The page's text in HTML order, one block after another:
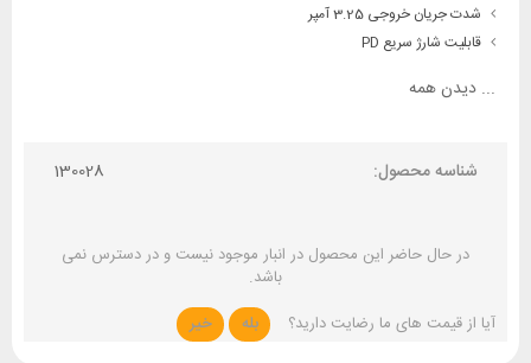
شدت جریان خروجی 3.25 آمپر
قابلیت شارژ سریع PD
... دیدن همه
شناسه محصول: 130028
در حال حاضر این محصول در انبار موجود نیست و در دسترس نمی
باشد.
آیا از قیمت های ما رضایت دارید؟
بله خیر